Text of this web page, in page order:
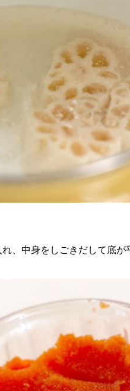
、中身をしごきだして底が